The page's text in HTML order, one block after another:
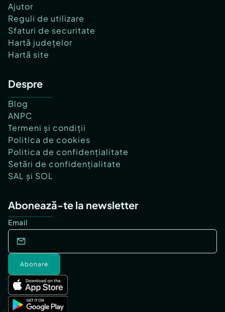
Ajutor
Reguli de utilizare
Sfaturi de securitate
Hartă județelor
Hartă site
Despre
Blog
ANPC
Termeni și condiții
Politica de cookies
Politica de confidențialitate
Setări de confidențialitate
SAL și SOL
Abonează-te la newsletter
Email
Abonare